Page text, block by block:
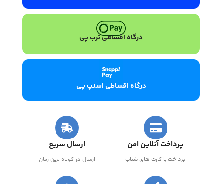
درگاه اقساطی ترب پی
درگاه اقساطی اسنپ پی
پرداخت آنلاین امن
پرداخت با کارت های شتاب
ارسال سریع
ارسال در کوتاه ترین زمان